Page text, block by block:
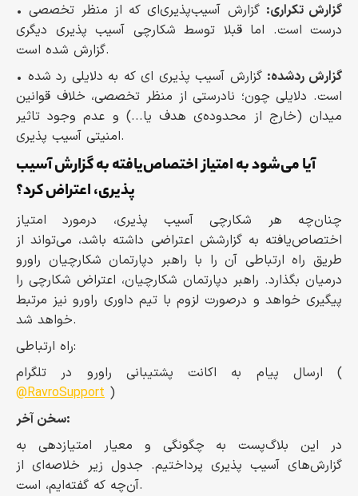
•
گزارش تکراری: گزارش آسیب‌پذیری‌ای که از منظر تخصصی
درست است. اما قبلا توسط شکارچی آسیب پذیری دیگری
گزارش شده است.
•
گزارش ردشده: گزارش آسیب پذیری ای که به دلایلی رد شده
است. دلایلی چون؛ نادرستی از منظر تخصصی، خلاف قوانین
میدان (خارج از محدوده‌ی هدف یا...) و عدم وجود تاثیر
امنیتی آسیب پذیری.
آیا می‌شود به امتیاز اختصاص‌یافته به گزارش آسیب
پذیری، اعتراض کرد؟
چنان‌چه هر شکارچی آسیب پذیری، درمورد امتیاز
اختصاص‌یافته به گزارشش اعتراضی داشته باشد، می‌تواند از
طریق راه‌ ارتباطی آن را با راهبر دپارتمان شکارچیان راورو
درمیان بگذارد. راهبر دپارتمان شکارچیان، اعتراض شکارچی را
پیگیری خواهد و درصورت لزوم با تیم داوری راورو نیز مرتبط
خواهد شد.
راه‌ ارتباطی:
ارسال پیام به اکانت پشتیبانی راورو در تلگرام (
@RavroSupport )
سخن آخر:
در این بلاگ‌پست به چگونگی و معیار امتیازدهی به
گزارش‌های آسیب پذیری پرداختیم. جدول زیر خلاصه‌ای از
آن‌چه که گفته‌ایم، است.